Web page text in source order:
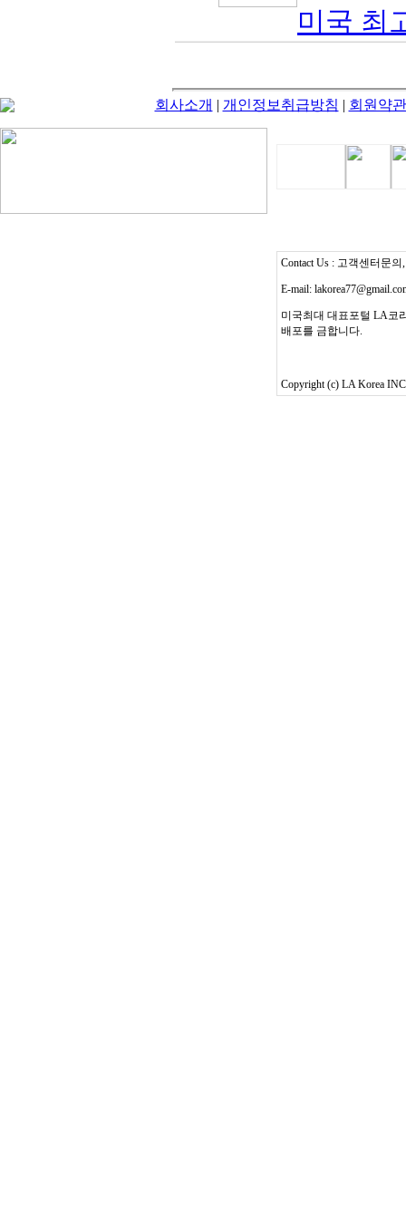
미국 최
회사소개 | 개인정보취급방침 | 회원약관
Contact Us : 고객센터문의
E-mail:
미국최대 대표포털 LA코
배포를 금합니다.
Copyright (c) LA Korea